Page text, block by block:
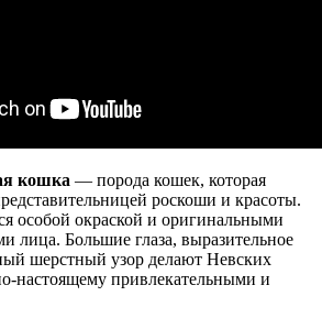
кошка — порода кошек, которая
роскоши и красоты.
особой окраской и оригинальными
лица. Большие глаза, выразительное
шерстный узор делают Невских
настоящему привлекательными и